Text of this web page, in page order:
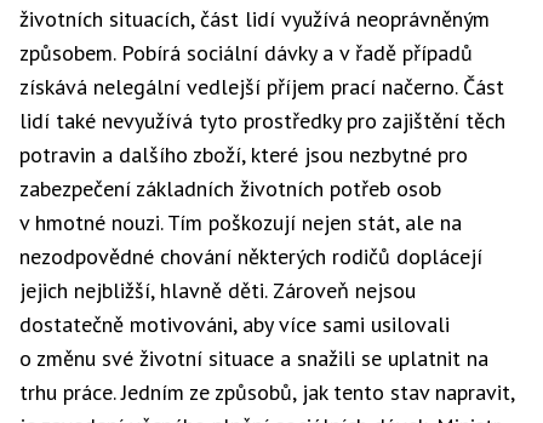
životních situacích, část lidí využívá neoprávněným
způsobem. Pobírá sociální dávky a v řadě případů
získává nelegální vedlejší příjem prací načerno. Část
lidí také nevyužívá tyto prostředky pro zajištění těch
potravin a dalšího zboží, které jsou nezbytné pro
zabezpečení základních životních potřeb osob
v hmotné nouzi. Tím poškozují nejen stát, ale na
nezodpovědné chování některých rodičů doplácejí
jejich nejbližší, hlavně děti. Zároveň nejsou
dostatečně motivováni, aby více sami usilovali
o změnu své životní situace a snažili se uplatnit na
trhu práce. Jedním ze způsobů, jak tento stav napravit,